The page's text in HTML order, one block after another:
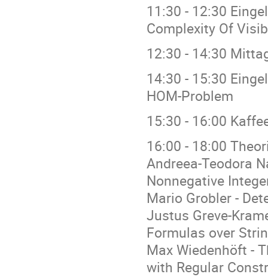
11:30 - 12:30
Complexity Of
12:30 - 14:30
14:30 - 15:30
HOM-Problem
15:30 - 16:00
16:00 - 18:00
Andreea-Teodora
Nonnegative
Mario Grobler -
Justus Greve-
Formulas over
Max Wiedenhöft -
with Regular